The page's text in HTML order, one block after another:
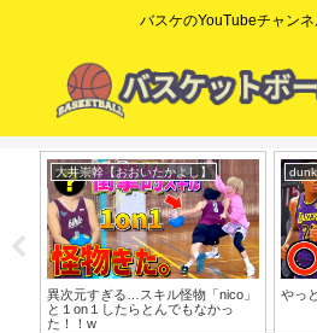
バスケのYouTubeチャンネ
大井崇幹【おおいたかよし】
異次元すぎる…スキル怪物「nico」
と１on１したらとんでもなかっ
た！！w
やっ